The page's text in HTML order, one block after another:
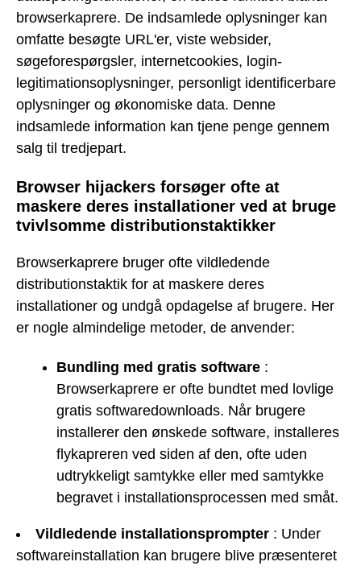
browserkaprere. De indsamlede oplysninger kan
omfatte besøgte URL'er, viste websider,
søgeforespørgsler, internetcookies, login-
legitimationsoplysninger, personligt identificerbare
oplysninger og økonomiske data. Denne
indsamlede information kan tjene penge gennem
salg til tredjepart.
Browser hijackers forsøger ofte at
maskere deres installationer ved at bruge
tvivlsomme distributionstaktikker
Browserkaprere bruger ofte vildledende
distributionstaktik for at maskere deres
installationer og undgå opdagelse af brugere. Her
er nogle almindelige metoder, de anvender:
Bundling med gratis software :
Browserkaprere er ofte bundtet med lovlige
gratis softwaredownloads. Når brugere
installerer den ønskede software, installeres
flykapreren ved siden af den, ofte uden
udtrykkeligt samtykke eller med samtykke
begravet i installationsprocessen med småt.
Vildledende installationsprompter : Under
softwareinstallation kan brugere blive præsenteret